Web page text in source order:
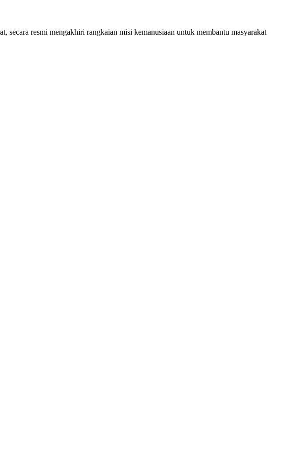
resmi mengakhiri rangkaian misi kemanusiaan untuk membantu masyarakat